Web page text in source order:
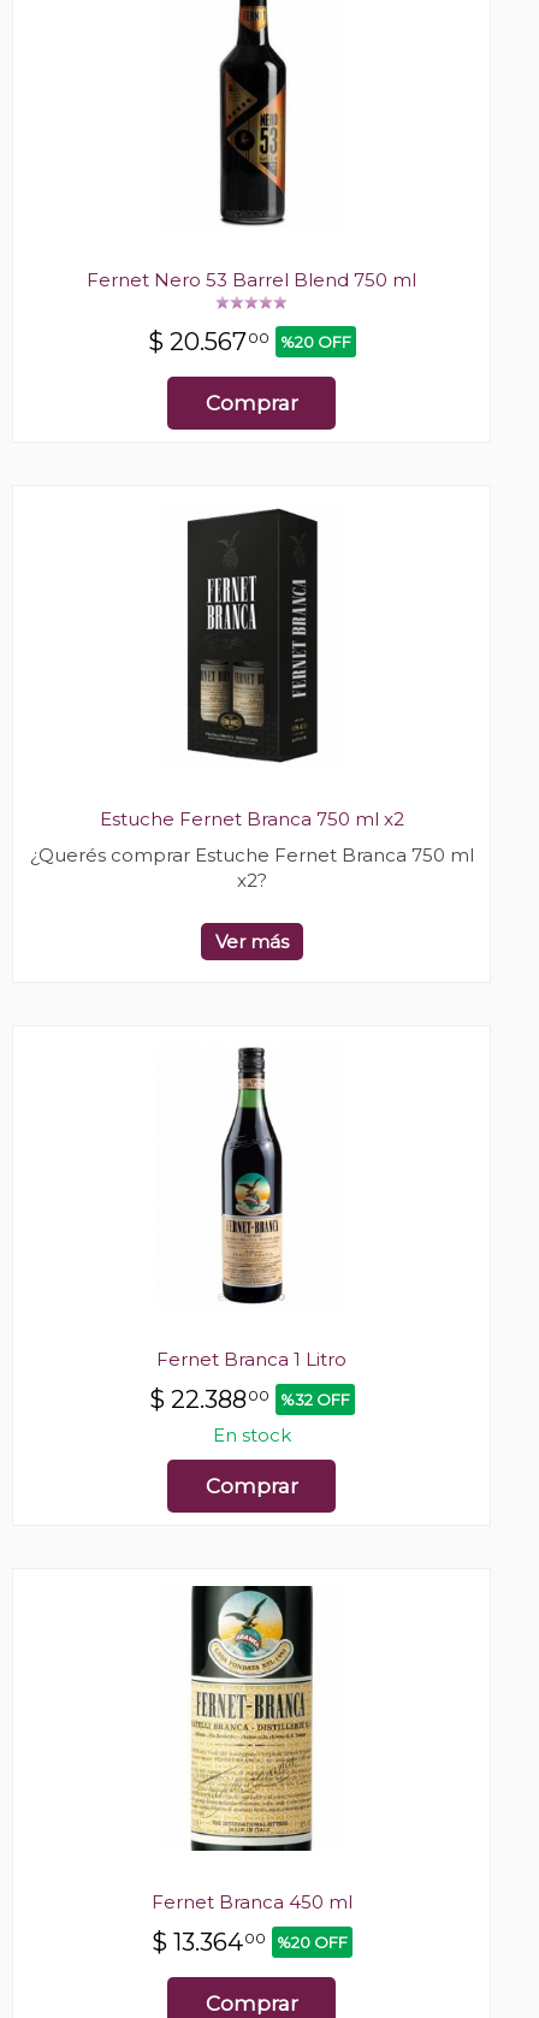
Fernet Nero 53 Barrel Blend 750 ml
$ 20.56700 %20 OFF
Comprar
Estuche Fernet Branca 750 ml x2
¿Querés comprar Estuche Fernet Branca 750 ml
x2?
Ver más
Fernet Branca 1 Litro
$ 22.388 00 %32 OFF
En stock
Comprar
Fernet Branca 450 ml
$ 13.36400 %20 OFF
Comprar